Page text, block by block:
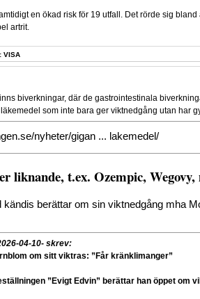
en ökad risk för 19 utfall. Det rörde sig
artrit.
VISA
biverkningar, där de gastrointestinala
som inte bara ger viktnedgång utan har
nyheter/gigan ... lakemedel/
liknande, t.ex. Ozempic,
kändis berättar om sin viktnedgång mha
04-10- skrev:
om sitt viktras: ”Får kränklimanger”
”Evigt Edvin” berättar han öppet om